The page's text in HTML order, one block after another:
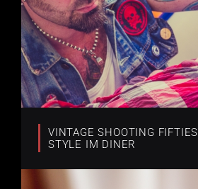
VINTAGE SHOOTING FIFTIES
STYLE IM DINER